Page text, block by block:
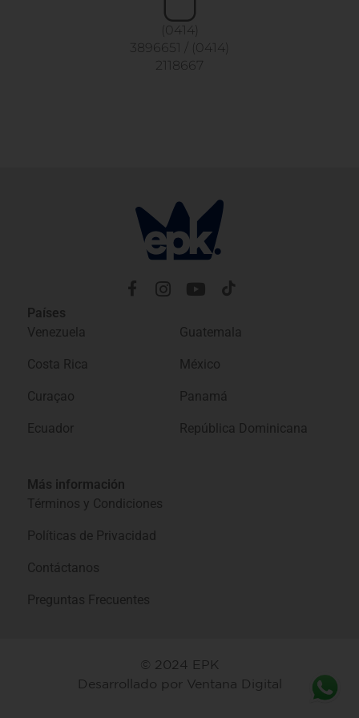
(0414)
3896651
(0414)
2118667
Países
Venezuela
Costa Rica
Curaçao
Ecuador
Guatemala
México
Panamá
República Dominicana
Más información
Términos y Condiciones
Políticas de Privacidad
Contáctanos
Preguntas Frecuentes
© 2024 EPK
Desarrollado por Ventana Digital